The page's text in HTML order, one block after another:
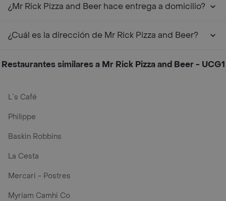
¿Mr Rick Pizza and Beer hace entrega a domicilio?
¿Cuál es la dirección de Mr Rick Pizza and Beer?
Restaurantes similares a Mr Rick Pizza and Beer - UCG1
L´s Café
Philippe
Baskin Robbins
La Cesta
Mercari - Postres
Myriam Camhi Co